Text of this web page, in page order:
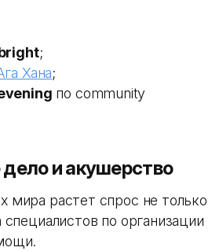
;
Хана;
по community
и акушерство
мира растет спрос не только
специалистов по организации